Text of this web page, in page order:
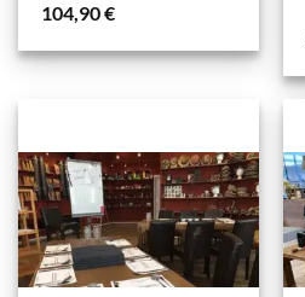
104,90€